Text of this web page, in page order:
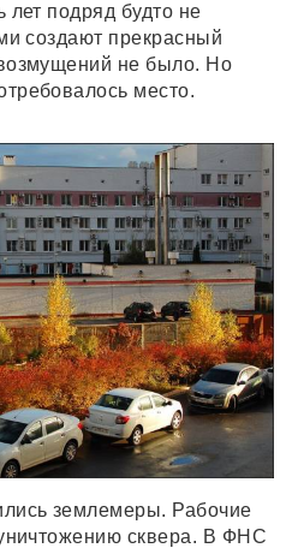
лет подряд будто не
создают прекрасный
не было. Но
место.
землемеры. Рабочие
сквера. В ФНС